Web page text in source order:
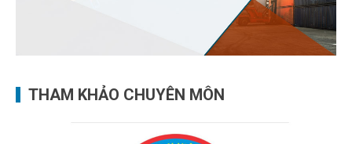
THAM KHẢO CHUYÊN MÔN